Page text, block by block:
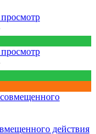
действия